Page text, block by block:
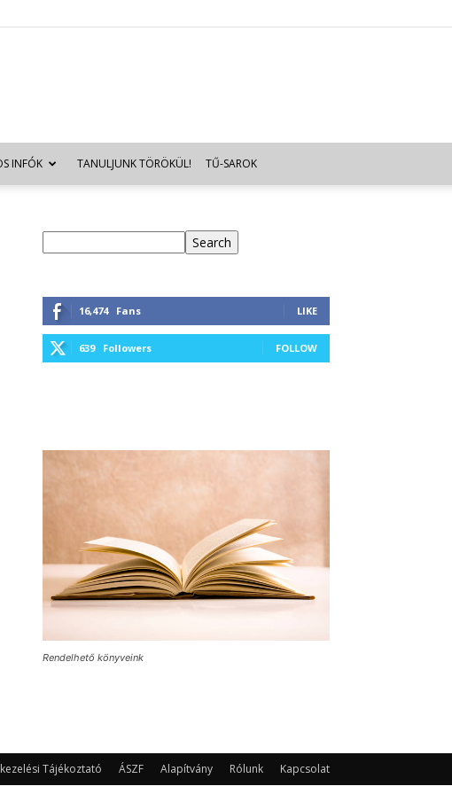
INFÓK TANULJUNK TÖRÖKÜL! TŰ-SAROK
Search
16,474 Fans LIKE
639 Followers FOLLOW
Rendelhető könyveink
Tájékoztató ÁSZF Alapítvány Rólunk Kapcsolat